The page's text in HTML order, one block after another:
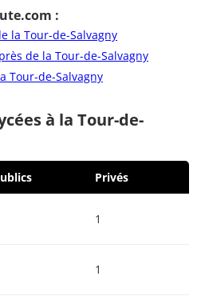
:
la Tour-de-Salvagny
de la Tour-de-Salvagny
Tour-de-Salvagny
à la Tour-de-
Privés
1
1